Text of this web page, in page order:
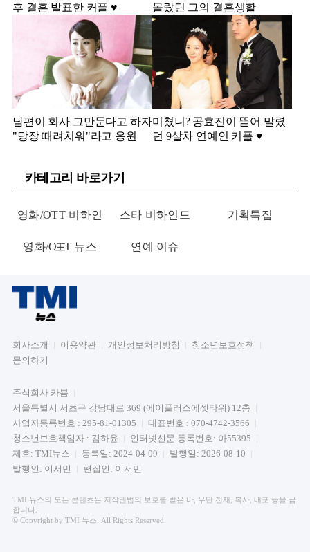
후 결혼 발표한 커플 ♥️
몰랐던 그의 결혼생활
남편이 회사 그만둔다고 하자
"당장 때려치워"라고 응원
미쳤니? 공효진이 뜯어 말렸
던 9살차 연예인 커플 ♥️
카테고리 바로가기
영화/OTT 비하인
드
스타 비하인드 기획특집
영화/OTT 뉴스 연예 이슈
회사소개 이용약관 개인정보처리방침
청소년보호정책
문의하기
주식회사 카붐
서울특별시 서초구 강남대로 369 (에이플러스에셋타워) 12층
사업자등록번호 : 295-81-01305
대표번호 : 070-4742-3566
청소년보호책임자 : 김하윤
인터넷신문 등록번호: 아55395
제호: TMI뉴스
등록일: 2024-04-09
발행일: 2026-08-10
발행인: 이서민
편집인: 이서민
TMI 뉴스의 모든 콘텐츠는 저작권법의 보호를 받은 바, 무단 전재, 복사, 배포 등을 금
합니다.
© Copyright by TMI 뉴스. All Rights Reserved.